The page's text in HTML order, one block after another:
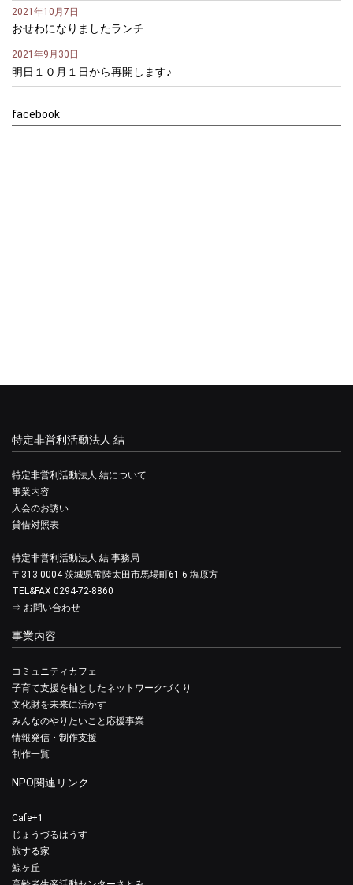
2021年10月7日
おせわになりましたランチ
2021年9月30日
明日１０月１日から再開します♪
facebook
特定非営利活動法人 結
特定非営利活動法人 結について
事業内容
入会のお誘い
貸借対照表
特定非営利活動法人 結 事務局
〒313-0004 茨城県常陸太田市馬場町61-6 塩原方
TEL&FAX 0294-72-8860
⇒ お問い合わせ
事業内容
コミュニティカフェ
子育て支援を軸としたネットワークづくり
文化財を未来に活かす
みんなのやりたいこと応援事業
情報発信・制作支援
制作一覧
NPO関連リンク
Cafe+1
じょうづるはうす
旅する家
鯨ヶ丘